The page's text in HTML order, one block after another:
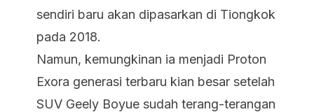
sendiri baru akan dipasarkan di Tiongkok
pada 2018.
Namun, kemungkinan ia menjadi Proton
Exora generasi terbaru kian besar setelah
SUV Geely Boyue sudah terang-terangan